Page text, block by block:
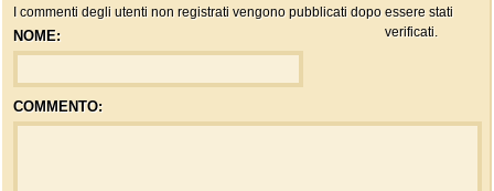
I commenti degli utenti non registrati vengono pubblicati dopo essere stati
verificati.
NOME:
COMMENTO: